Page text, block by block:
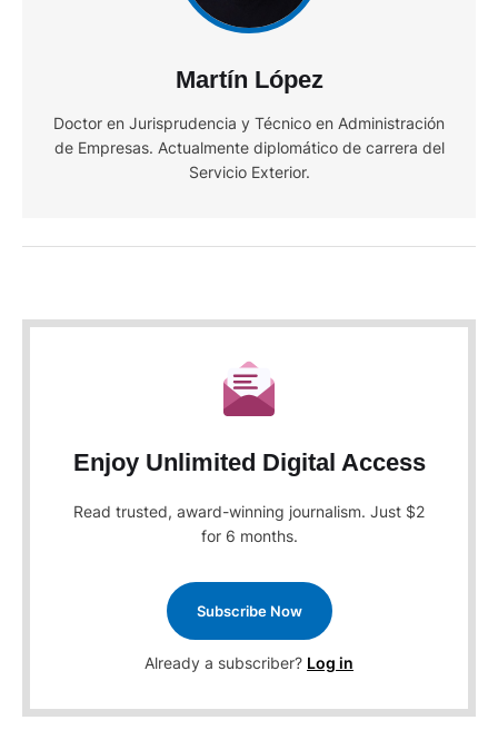
Martín López
Doctor en Jurisprudencia y Técnico en Administración
de Empresas. Actualmente diplomático de carrera del
Servicio Exterior.
Enjoy Unlimited Digital Access
Read trusted, award-winning journalism. Just $2
for 6 months.
Subscribe Now
Already a subscriber? Log in